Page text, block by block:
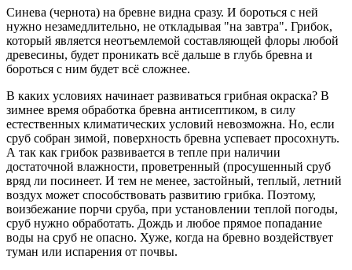
Синева (чернота) на бревне видна сразу. И бороться с ней
нужно незамедлительно, не откладывая "на завтра". Грибок,
который является неотъемлемой составляющей флоры любой
древесины, будет проникать всё дальше в глубь бревна и
бороться с ним будет всё сложнее.
В каких условиях начинает развиваться грибная окраска? В
зимнее время обработка бревна антисептиком, в силу
естественных климатических условий невозможна. Но, если
сруб собран зимой, поверхность бревна успевает просохнуть.
А так как грибок развивается в тепле при наличии
достаточной влажности, проветренный (просушенный сруб
вряд ли посинеет. И тем не менее, застойный, теплый, летний
воздух может способствовать развитию грибка. Поэтому,
воизбежание порчи сруба, при установлении теплой погоды,
сруб нужно обработать. Дождь и любое прямое попадание
воды на сруб не опасно. Хуже, когда на бревно воздействует
туман или испарения от почвы.